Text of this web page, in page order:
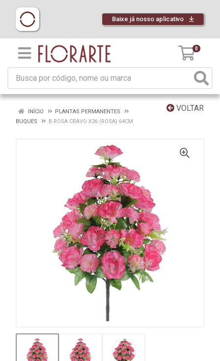
Baixe já nosso aplicativo
0
VOLTAR
INÍCIO
PLANTAS PERMANENTES
BUQUES
B.ROSA CRAVO X36 (ROSA) 64CM